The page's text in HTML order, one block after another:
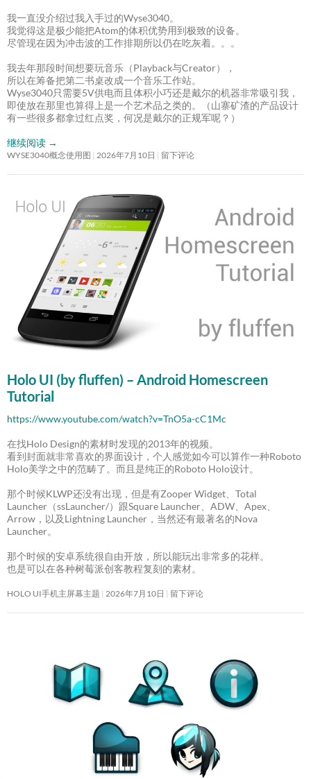
我一直没介绍过我入手过的Wyse3040。
我觉得这是极少能把Atom的体积优势用到极致的设备。
尽管现在因为冲击波的工作排期所以仍在吃灰着。。。
我去年那段时间想要玩音乐（Playback与Creator），
所以在筹备把第二书桌改成一个音乐工作站。
Wyse3040只需要5V供电而且体积小巧还是戴尔的机器非常吸引我，
即使放在那里也算得上是一个艺术品之类的。（山寨矿渣的产品设计
有一些很多都拿过红点奖，何况是戴尔的正规军呢？）
继续阅读 →
WYSE3040概念使用图 2026年7月10日 留下评论
Holo UI (by fluffen) – Android Homescreen
Tutorial
https://www.youtube.com/watch?v=TnO5a-cC1Mc
在找Holo Design的素材时发现的2013年的视频。
看到封面就非常喜欢的界面设计，个人感觉如今可以算作一种Roboto
Holo美学之中的范畴了。而且是纯正的Roboto Holo设计。
那个时候KLWP还没有出现，但是有Zooper Widget、Total
Launcher（ssLauncher/）跟Square Launcher、ADW、Apex、
Arrow，以及Lightning Launcher，当然还有最著名的Nova
Launcher。
那个时候的安卓系统很自由开放，所以能玩出非常多的花样。
也是可以在各种树莓派创客教程复刻的素材。
HOLO UI手机主屏幕主题 2026年7月10日 留下评论